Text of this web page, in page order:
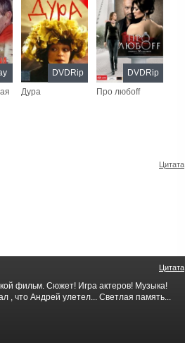
Дура
DVDRip
Про любоff
DVDRip
Цитата
Цитата
фильм. Сюжет! Игра актеров! Музыка!
, что Андрей улетел... Светлая память...